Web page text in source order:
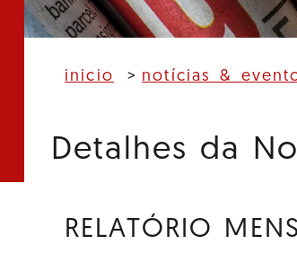
inicio notícias &
Detalhes da
RELATÓRIO